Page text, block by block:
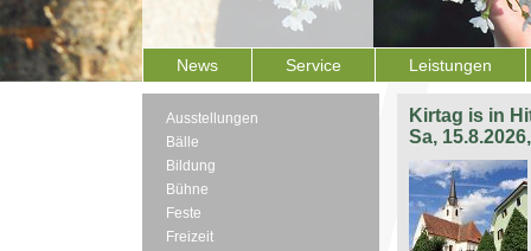
News Service Leistungen
Ausstellungen
Bälle
Bildung
Bühne
Feste
Freizeit
Kirtag is in
Sa,